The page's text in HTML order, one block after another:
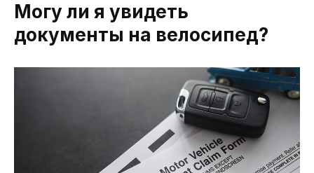
Могу ли я увидеть
документы на велосипед?